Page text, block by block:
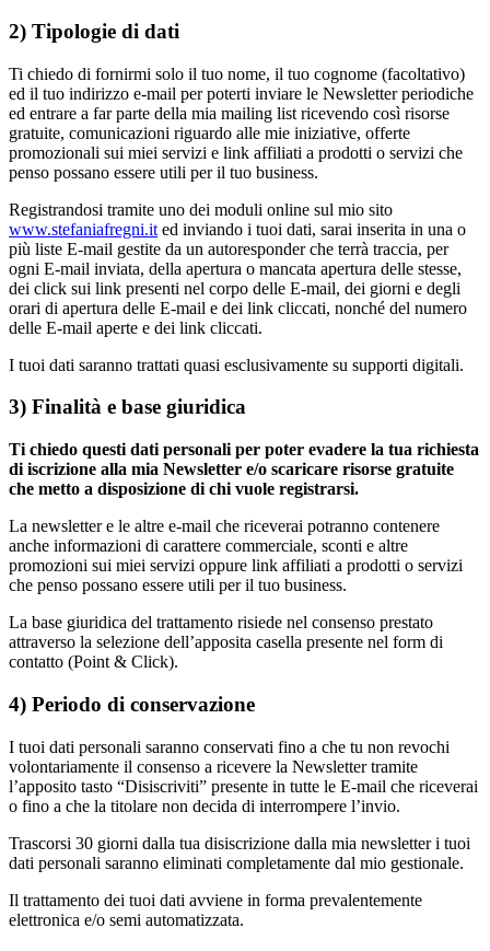
2) Tipologie di dati
Ti chiedo di fornirmi solo il tuo nome, il tuo cognome (facoltativo)
ed il tuo indirizzo e-mail per poterti inviare le Newsletter periodiche
ed entrare a far parte della mia mailing list ricevendo così risorse
gratuite, comunicazioni riguardo alle mie iniziative, offerte
promozionali sui miei servizi e link affiliati a prodotti o servizi che
penso possano essere utili per il tuo business.
Registrandosi tramite uno dei moduli online sul mio sito
www.stefaniafregni.it ed inviando i tuoi dati, sarai inserita in una o
più liste E-mail gestite da un autoresponder che terrà traccia, per
ogni E-mail inviata, della apertura o mancata apertura delle stesse,
dei click sui link presenti nel corpo delle E-mail, dei giorni e degli
orari di apertura delle E-mail e dei link cliccati, nonché del numero
delle E-mail aperte e dei link cliccati.
I tuoi dati saranno trattati quasi esclusivamente su supporti digitali.
3) Finalità e base giuridica
Ti chiedo questi dati personali per poter evadere la tua richiesta
di iscrizione alla mia Newsletter e/o scaricare risorse gratuite
che metto a disposizione di chi vuole registrarsi.
La newsletter e le altre e-mail che riceverai potranno contenere
anche informazioni di carattere commerciale, sconti e altre
promozioni sui miei servizi oppure link affiliati a prodotti o servizi
che penso possano essere utili per il tuo business.
La base giuridica del trattamento risiede nel consenso prestato
attraverso la selezione dell’apposita casella presente nel form di
contatto (Point & Click).
4) Periodo di conservazione
I tuoi dati personali saranno conservati fino a che tu non revochi
volontariamente il consenso a ricevere la Newsletter tramite
l’apposito tasto “Disiscriviti” presente in tutte le E-mail che riceverai
o fino a che la titolare non decida di interrompere l’invio.
Trascorsi 30 giorni dalla tua disiscrizione dalla mia newsletter i tuoi
dati personali saranno eliminati completamente dal mio gestionale.
Il trattamento dei tuoi dati avviene in forma prevalentemente
elettronica e/o semi automatizzata.